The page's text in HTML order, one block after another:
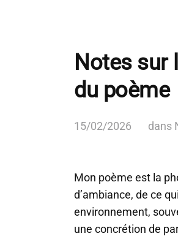
Notes sur
du poème
15/02/2026 dans
Mon poème est la
d’ambiance, de ce
environnement,
une concrétion de